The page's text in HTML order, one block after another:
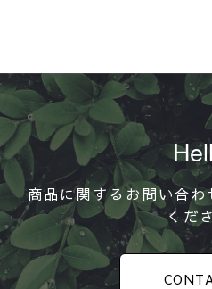
商品に関するお問い合
くだ